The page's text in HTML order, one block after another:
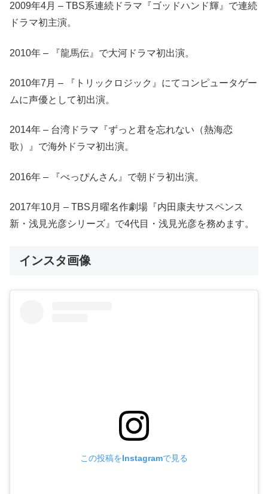
2009年4月 – TBS系連続ドラマ『ゴッドハンド輝』で連続
ドラマ初主演。
2010年 – 『龍馬伝』で大河ドラマ初出演。
2010年7月 – 『トリックロジック』にてコンピュータゲー
ムに声優として初出演。
2014年 – 台湾ドラマ『ずっと君を忘れない（熱海恋
歌）』で海外ドラマ初出演。
2016年 – 『べっぴんさん』で朝ドラ初出演。
2017年10月 – TBS月曜名作劇場『内田康夫サスペンス
新・浅見光彦シリーズ』で4代目・浅見光彦を務めます。
インスタ画像
この投稿をInstagramで見る